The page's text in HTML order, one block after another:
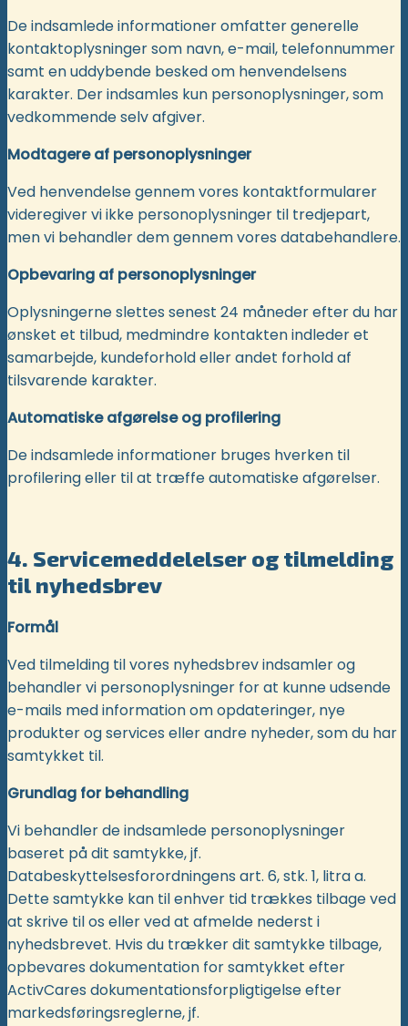
De indsamlede informationer omfatter generelle
kontaktoplysninger som navn, e-mail, telefonnummer
samt en uddybende besked om henvendelsens
karakter. Der indsamles kun personoplysninger, som
vedkommende selv afgiver.
Modtagere af personoplysninger
Ved henvendelse gennem vores kontaktformularer
videregiver vi ikke personoplysninger til tredjepart,
men vi behandler dem gennem vores databehandlere.
Opbevaring af personoplysninger
Oplysningerne slettes senest 24 måneder efter du har
ønsket et tilbud, medmindre kontakten indleder et
samarbejde, kundeforhold eller andet forhold af
tilsvarende karakter.
Automatiske afgørelse og profilering
De indsamlede informationer bruges hverken til
profilering eller til at træffe automatiske afgørelser.
4. Servicemeddelelser og tilmelding
til nyhedsbrev
Formål
Ved tilmelding til vores nyhedsbrev indsamler og
behandler vi personoplysninger for at kunne udsende
e-mails med information om opdateringer, nye
produkter og services eller andre nyheder, som du har
samtykket til.
Grundlag for behandling
Vi behandler de indsamlede personoplysninger
baseret på dit samtykke, jf.
Databeskyttelsesforordningens art. 6, stk. 1, litra a.
Dette samtykke kan til enhver tid trækkes tilbage ved
at skrive til os eller ved at afmelde nederst i
nyhedsbrevet. Hvis du trækker dit samtykke tilbage,
opbevares dokumentation for samtykket efter
ActivCares dokumentationsforpligtigelse efter
markedsføringsreglerne, jf.